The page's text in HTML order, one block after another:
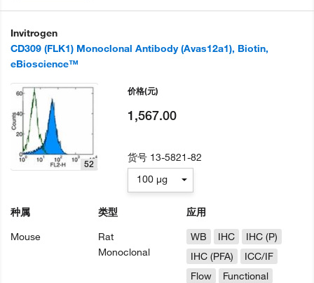
Invitrogen
CD309 (FLK1) Monoclonal Antibody (Avas12a1), Biotin,
eBioscience™
52
种属
Mouse
类型
Rat
Monoclonal
应用
WB
IHC
IHC (P)
IHC (PFA)
ICC/IF
Flow
Functional
价格(元)
1,567.00
货号 13-5821-82
100 µg